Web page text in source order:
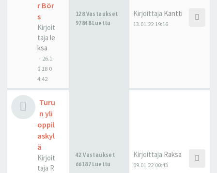
r Bör
s
Kirjoit
taja le
ksa
- 26.1
0.18 0
4:42
128 Vastaukset
97848 Luettu
Kirjoittaja Kantti
13.01.22 19:16
Turu
n yli
oppil
askyl
ä
Kirjoit
taja R
42 Vastaukset
66187 Luettu
Kirjoittaja Raksa
09.01.22 00:43